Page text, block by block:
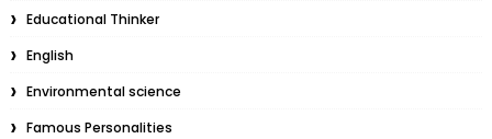
Educational Thinker
English
Environmental science
Famous Personalities